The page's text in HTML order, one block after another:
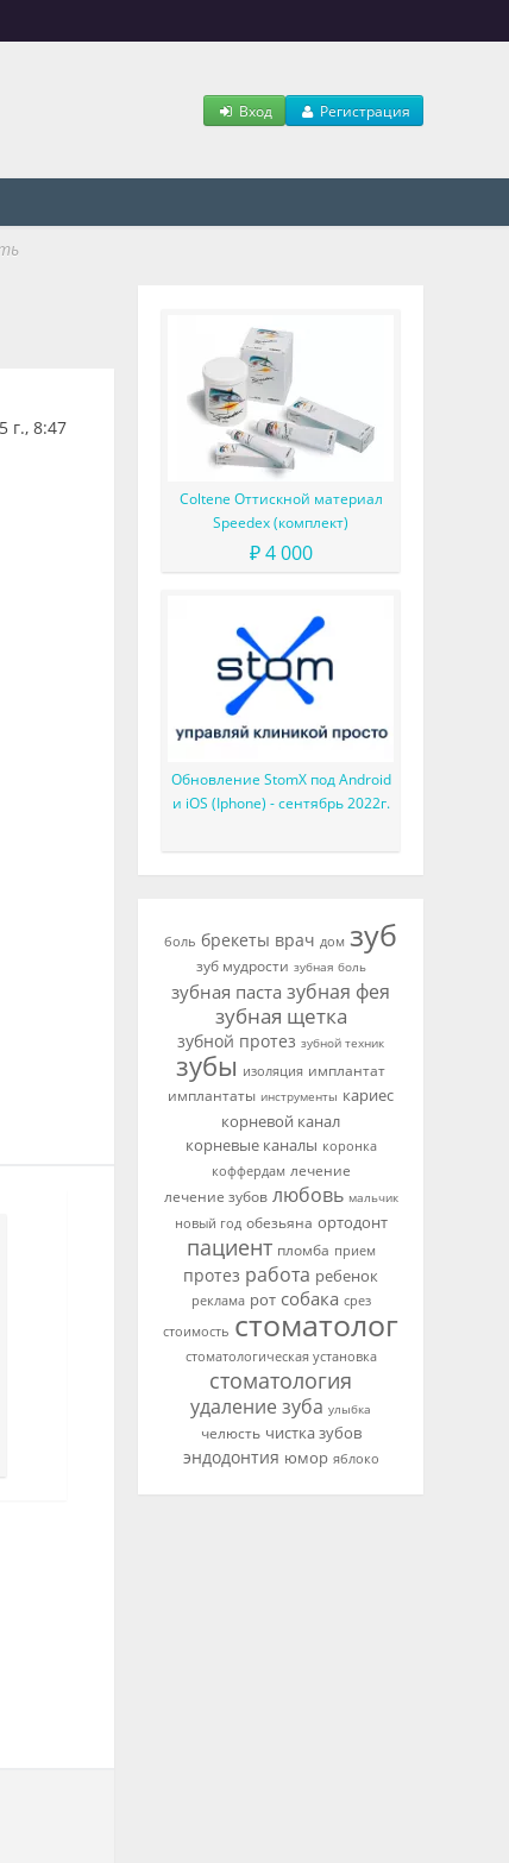
Вход Регистрация
г., 8:47
Coltene Оттискной материал
Speedex (комплект)
₽ 4 000
Обновление StomX под Android
и iOS (Iphone) - сентябрь 2022г.
боль брекеты врач дом зуб
зуб мудрости зубная боль
зубная паста зубная фея
зубная щетка
зубной протез зубной техник
зубы изоляция имплантат
имплантаты инструменты кариес
корневой канал
корневые каналы коронка
коффердам лечение
лечение зубов любовь мальчик
новый год обезьяна ортодонт
пациент пломба прием
протез работа ребенок
реклама рот собака срез
стоимость стоматолог
стоматологическая установка
стоматология
удаление зуба улыбка
челюсть чистка зубов
эндодонтия юмор яблоко